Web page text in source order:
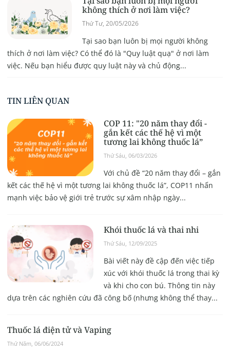
không thích ở nơi làm việc?
Thứ Tư, 20/05/2026
Tại sao bạn luôn bị mọi người không
thích ở nơi làm việc? Có thể đó là "Quy luật quạ" ở nơi làm
việc. Nếu bạn hiểu được quy luật này và chủ động...
TIN LIÊN QUAN
COP 11: "20 năm thay đổi -
gắn kết các thế hệ vì một
tương lai không thuốc lá”
Thứ Sáu, 06/03/2026
Với chủ đề “20 năm thay đổi – gắn
kết các thế hệ vì một tương lai không thuốc lá”, COP11 nhấn
mạnh việc bảo vệ giới trẻ trước sự xâm nhập ngày...
Khói thuốc lá và thai nhi
Thứ Sáu, 12/09/2025
Bài viết này đề cập đến việc tiếp
xúc với khói thuốc lá trong thai kỳ
và khi cho con bú. Thông tin này
dựa trên các nghiên cứu đã công bố (nhưng không thể thay...
Thuốc lá điện tử và Vaping
Thứ Năm, 06/06/2024